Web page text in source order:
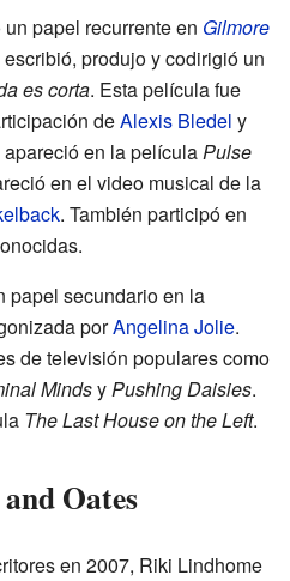
papel recurrente en Gilmore
produjo y codirigió un
es corta. Esta película fue
deAlexis Bledel y
apareció en la películaPulse
en el video musical de la
. También participó en
papel secundario en la
porAngelina Jolie.
de televisión populares como
MindsyPushing Daisies.
The Last House on the Left.
Oates
en 2007, Riki Lindhome